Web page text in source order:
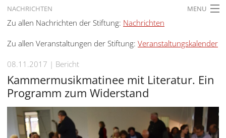
NACHRICHTEN MENU
STARTSEITE
AKTUELLES
AUSSTELLUNGEN
GESCHICHTE
BILDUNG
FORSCHUNG
Zu allen Nachrichten der Stiftung: Nachrichten
Zu allen Veranstaltungen der Stiftung: Veranstaltungskalender
08.11.2017 Bericht
Kammermusikmatinee mit Literatur. Ein
Programm zum Widerstand